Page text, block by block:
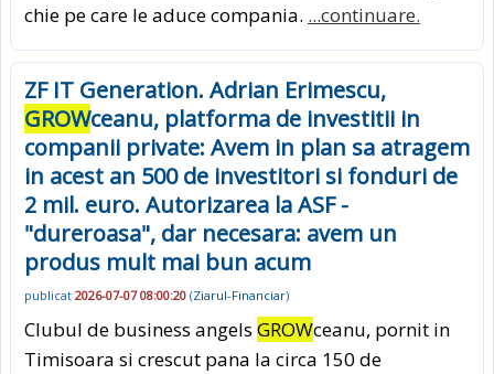
chie pe care le aduce compania. ...continuare.
ZF IT Generation. Adrian Erimescu,
GROWceanu, platforma de investitii in
companii private: Avem in plan sa atragem
in acest an 500 de investitori si fonduri de
2 mil. euro. Autorizarea la ASF -
"dureroasa", dar necesara: avem un
produs mult mai bun acum
publicat 2026-07-07 08:00:20 (Ziarul-Financiar)
Clubul de business angels GROWceanu, pornit in
Timisoara si crescut pana la circa 150 de